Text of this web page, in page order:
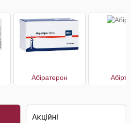
Абіратерон